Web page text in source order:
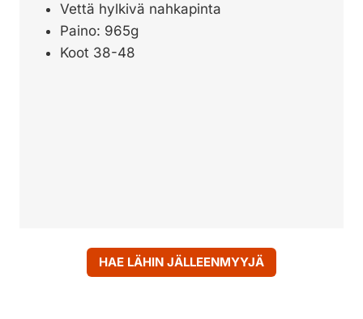
Vettä hylkivä nahkapinta
Paino: 965g
Koot 38-48
HAE LÄHIN JÄLLEENMYYJÄ